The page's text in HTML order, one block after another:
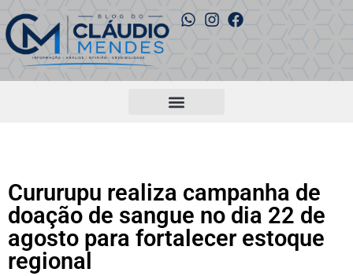
Cururupu realiza campanha de
doação de sangue no dia 22 de
agosto para fortalecer estoque
regional